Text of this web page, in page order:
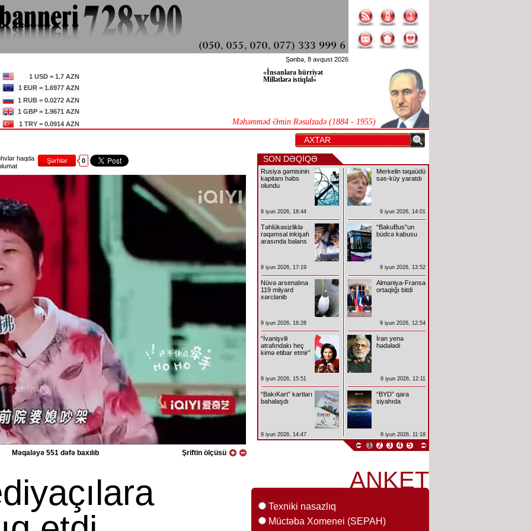
Şənbə, 8 avqust 2026
1 USD = 1.7 AZN
1 EUR = 1.6977 AZN
1 RUB = 0.0272 AZN
1 GBP = 1.9671 AZN
1 TRY = 0.0914 AZN
«İnsanlara hürriyət
Millətlərə istiqlal»
Məhəmməd Əmin Rəsulzadə (1884 - 1955)
haqda
Şərhlər 0
Məqaləyə 551 dəfə baxılıb Şriftin ölçüsü
SON DƏQİQƏ
Rusiya gəmisinin
kapitanı həbs
olundu
9 iyun 2026, 18:44
Təhlükəsizliklə
rəqəmsal inkişafı
arasında balans
9 iyun 2026, 17:19
Nüvə arsenalına
119 milyard
xərclənib
9 iyun 2026, 16:28
“İvanişvili
ətrafındakı heç
kimə etibar etmir”
9 iyun 2026, 15:51
“BakıKart” kartları
bahalaşdı
9 iyun 2026, 14:47
Merkelin təqaüdü
səs-küy yaratdı
9 iyun 2026, 14:01
“BakuBus”un
büdcə kabusu
9 iyun 2026, 13:52
Almaniya-Fransa
ortaqlığı bitdi
9 iyun 2026, 12:54
İran yenə
hədələdi
9 iyun 2026, 12:11
“BYD” qara
siyahıda
9 iyun 2026, 11:18
1 2 3 4 5
ANKET
Texniki nasazlıq
Müctəba Xomenei (SEPAH)